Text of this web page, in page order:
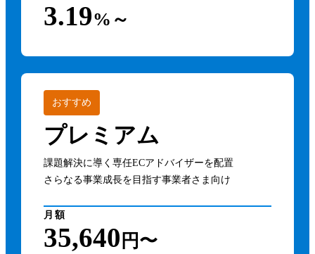
3.19%～
おすすめ
プレミアム
課題解決に導く専任ECアドバイザーを配置
さらなる事業成長を目指す事業者さま向け
月額
35,640 円〜